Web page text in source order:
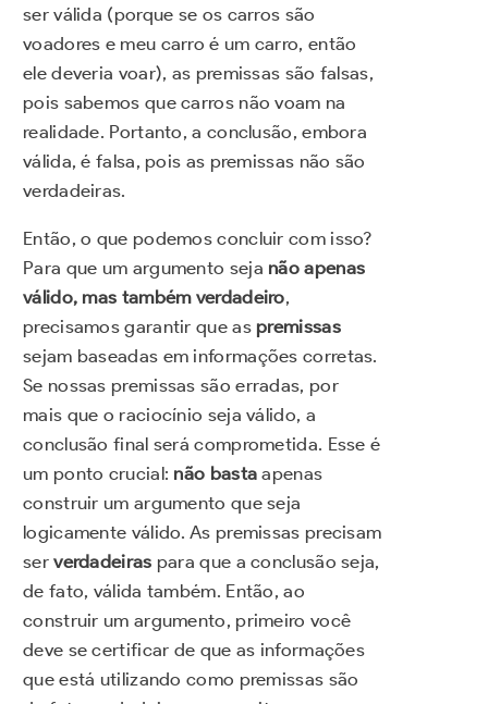
ser válida (porque se os carros são
voadores e meu carro é um carro, então
ele deveria voar), as premissas são falsas,
pois sabemos que carros não voam na
realidade. Portanto, a conclusão, embora
válida, é falsa, pois as premissas não são
verdadeiras.
Então, o que podemos concluir com isso?
Para que um argumento seja não apenas
válido, mas também verdadeiro,
precisamos garantir que as premissas
sejam baseadas em informações corretas.
Se nossas premissas são erradas, por
mais que o raciocínio seja válido, a
conclusão final será comprometida. Esse é
um ponto crucial: não basta apenas
construir um argumento que seja
logicamente válido. As premissas precisam
serverdadeiras para que a conclusão seja,
de fato, válida também. Então, ao
construir um argumento, primeiro você
deve se certificar de que as informações
que está utilizando como premissas são